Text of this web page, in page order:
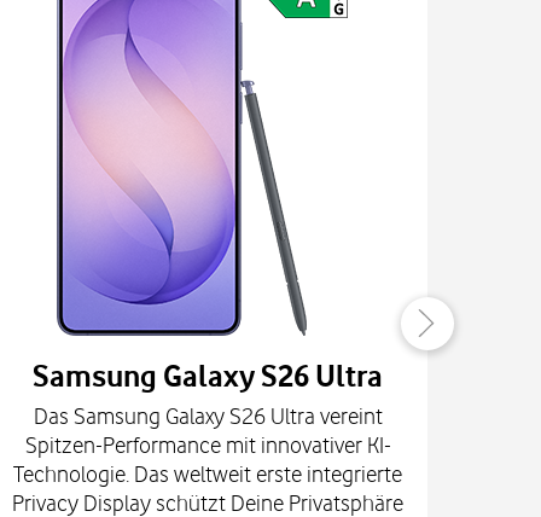
Samsung Galaxy S26 Ultra
Das Samsung Galaxy S26 Ultra vereint
Spitzen-Performance mit innovativer KI-
Technologie. Das weltweit erste integrierte
Privacy Display schützt Deine Privatsphäre